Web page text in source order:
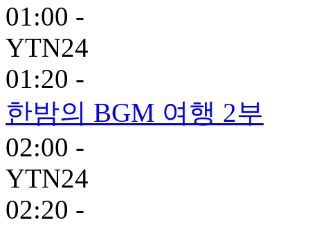
01:00 -
YTN24
01:20 -
한밤의 BGM 여행 2부
02:00 -
YTN24
02:20 -